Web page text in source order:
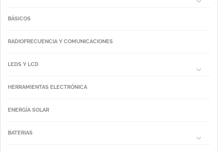
BÁSICOS
RADIOFRECUENCIA Y COMUNICACIONES
LEDS Y LCD
HERRAMIENTAS ELECTRÓNICA
ENERGÍA SOLAR
BATERIAS